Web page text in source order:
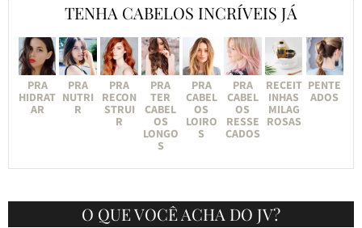
TENHA CABELOS INCRÍVEIS JÁ
PRA
HIDRAT
AR
PRA
NUTRI
R
PRA
RECON
STRUI
R
PRA
TER
CABEL
OS
LONGO
S
PRA
CABEL
OS
LOIRO
S
PRA
CABEL
OS
RESSE
CADOS
RECEIT
INHAS
MILAG
ROSAS
PENTE
ADOS
O QUE VOCÊ ACHA DO JV?